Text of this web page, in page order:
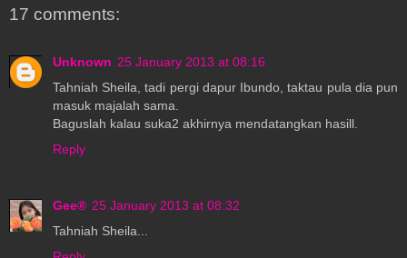
17 comments:
Unknown 25 January 2013 at 08:16
Tahniah Sheila, tadi pergi dapur Ibundo, taktau pula dia pun
masuk majalah sama.
Baguslah kalau suka2 akhirnya mendatangkan hasill.
Reply
Gee® 25 January 2013 at 08:32
Tahniah Sheila...